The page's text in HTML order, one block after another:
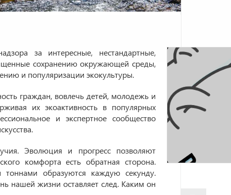
за интересные, нестандартные,
сохранению окружающей среды,
и популяризации экокультуры.
граждан, вовлечь детей, молодежь и
их экоактивность в популярных
и экспертное сообщество
Эволюция и прогресс позволяют
комфорта есть обратная сторона.
тоннами образуются каждую секунду.
нашей жизни оставляет след. Каким он